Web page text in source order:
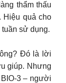
thẩm thấu
Hiệu quả cho
tuần sử dụng.
Đó là lời
giúp. Nhưng
3 – người